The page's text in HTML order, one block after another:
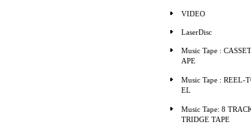
VIDEO
LaserDisc
Music Tape :
APE
Music Tape : REEL-
EL
Music Tape: 8
TRIDGE TAPE